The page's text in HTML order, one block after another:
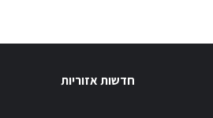
חדשות אזוריות